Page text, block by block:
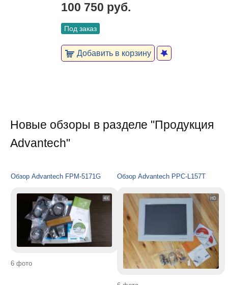
100 750 руб.
Под заказ
Добавить в корзину
Новые обзоры в разделе "Продукция
Advantech"
Обзор Advantech FPM-5171G
6 фото
Обзор Advantech PPC-L157T